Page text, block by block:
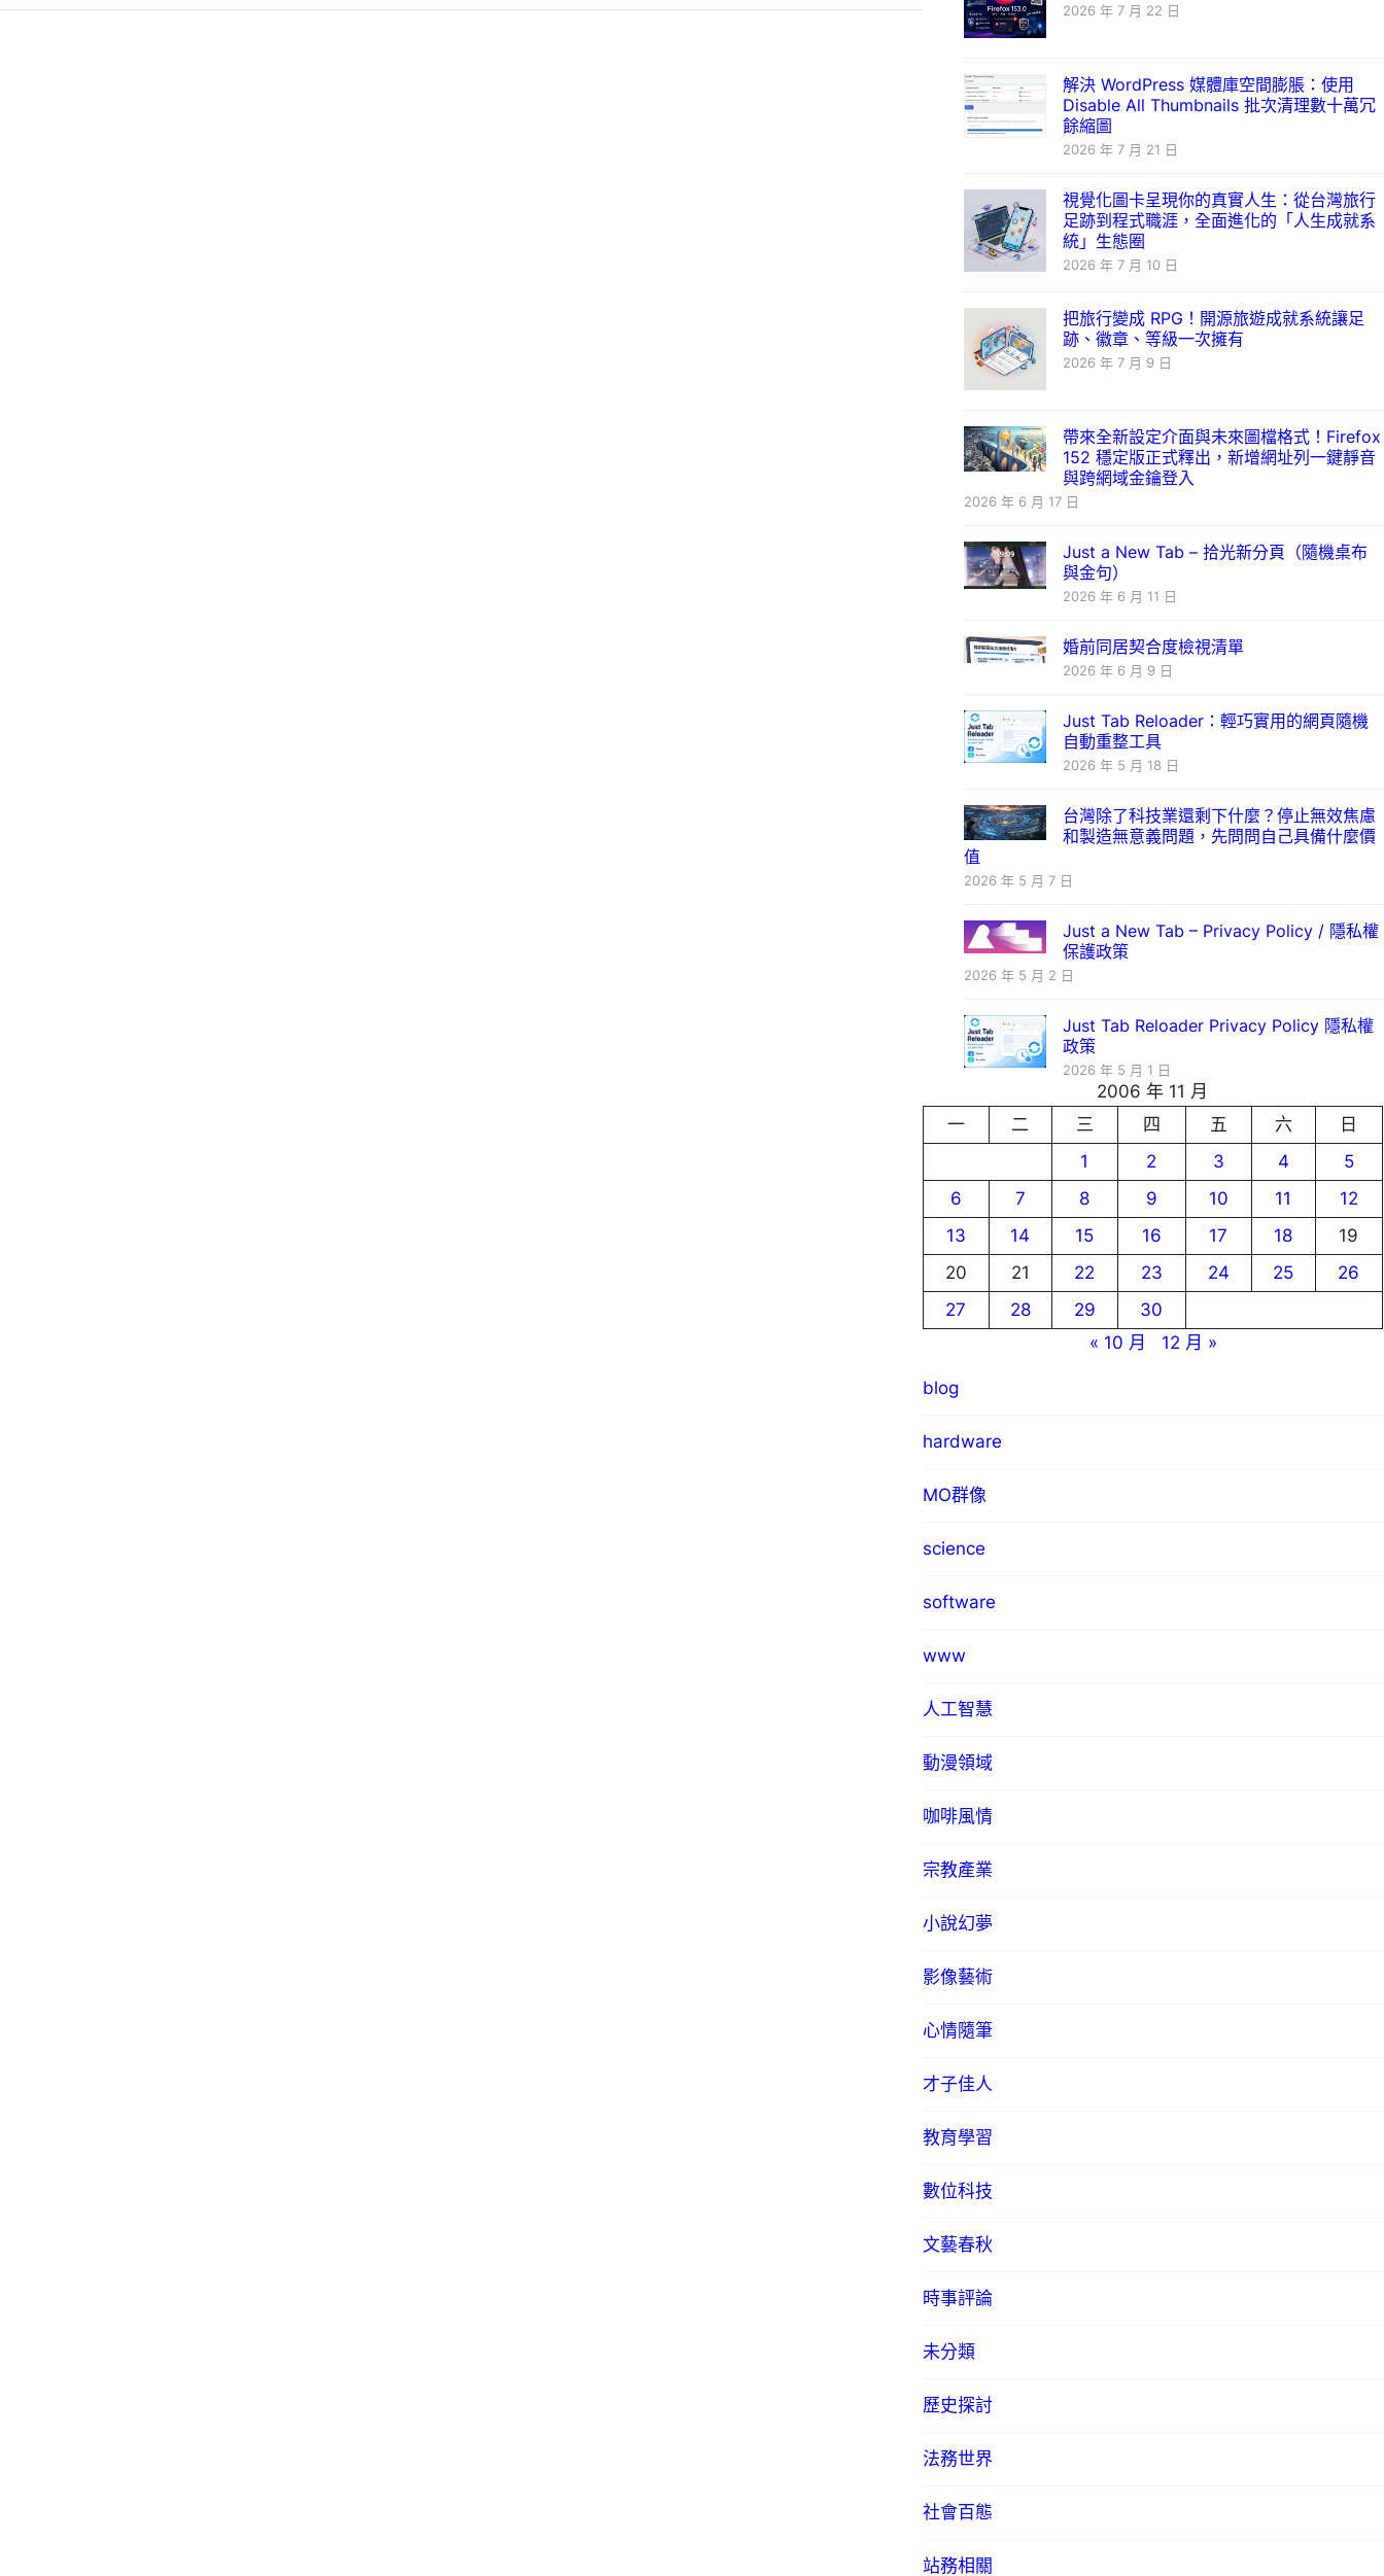
2026 年 7 月 22 日
解決 WordPress 媒體庫空間膨脹：使用
Disable All Thumbnails 批次清理數十萬冗
餘縮圖
2026 年 7 月 21 日
視覺化圖卡呈現你的真實人生：從台灣旅行
足跡到程式職涯，全面進化的「人生成就系
統」生態圈
2026 年 7 月 10 日
把旅行變成 RPG！開源旅遊成就系統讓足
跡、徽章、等級一次擁有
2026 年 7 月 9 日
帶來全新設定介面與未來圖檔格式！Firefox
152 穩定版正式釋出，新增網址列一鍵靜音
與跨網域金鑰登入
2026 年 6 月 17 日
Just a New Tab – 拾光新分頁（隨機桌布
與金句）
2026 年 6 月 11 日
婚前同居契合度檢視清單
2026 年 6 月 9 日
Just Tab Reloader：輕巧實用的網頁隨機
自動重整工具
2026 年 5 月 18 日
台灣除了科技業還剩下什麼？停止無效焦慮
和製造無意義問題，先問問自己具備什麼價
值
2026 年 5 月 7 日
Just a New Tab – Privacy Policy / 隱私權
保護政策
2026 年 5 月 2 日
Just Tab Reloader Privacy Policy 隱私權
政策
2026 年 5 月 1 日
2006 年 11 月
一
二 三 四 五 六
日
1
2 3 4
5
6
7 8 9 10 11
12
13
14 15 16 17 18
19
20
21 22 23 24 25
26
27
28 29
30
« 10 月
12 月 »
blog
hardware
MO群像
science
software
www
人工智慧
動漫領域
咖啡風情
宗教產業
小說幻夢
影像藝術
心情隨筆
才子佳人
教育學習
數位科技
文藝春秋
時事評論
未分類
歷史探討
法務世界
社會百態
站務相關